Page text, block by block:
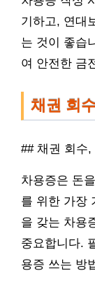
기하고, 연대
는 것이 좋습
여 안전한 금
채권 회
## 채권 회수,
차용증은 돈
를 위한 가장
을 갖는 차용
중요합니다.
용증 쓰는 방